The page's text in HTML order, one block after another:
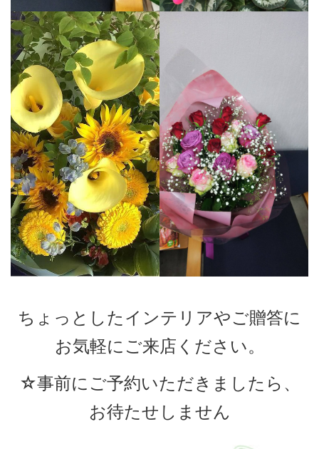
ちょっとしたインテリアやご贈答に
お気軽にご来店ください。
☆事前にご予約いただきましたら、
お待たせしません